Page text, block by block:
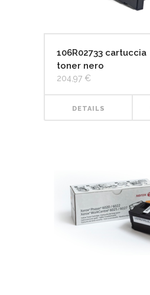
106R02733 cartuccia
toner nero
204,97 €
DETAILS